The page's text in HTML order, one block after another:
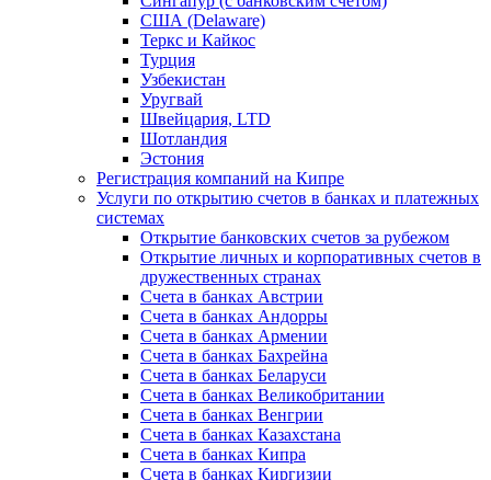
США (Delaware)
Теркс и Кайкос
Турция
Узбекистан
Уругвай
Швейцария, LTD
Шотландия
Эстония
Регистрация компаний на Кипре
Услуги по открытию счетов в банках и платежных
системах
Открытие банковских счетов за рубежом
Открытие личных и корпоративных счетов в
дружественных странах
Счета в банках Австрии
Счета в банках Андорры
Счета в банках Армении
Счета в банках Бахрейна
Счета в банках Беларуси
Счета в банках Великобритании
Счета в банках Венгрии
Счета в банках Казахстана
Счета в банках Кипра
Счета в банках Киргизии